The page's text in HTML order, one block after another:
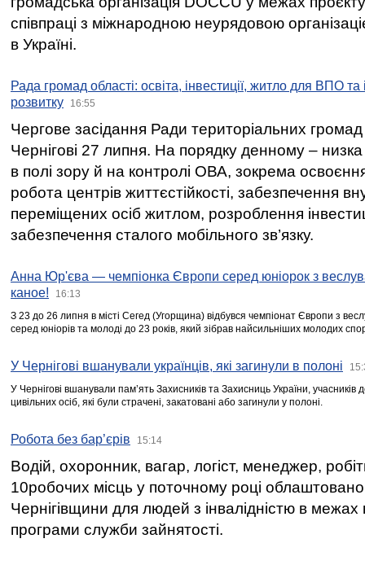
співпраці з міжнародною неурядовою
в Україні.
Рада громад області: освіта, інвестиції, житло для ВПО
розвитку
16:55
Чергове засідання Ради територіальних громад
Чернігові 27 липня. На порядку денному –
в полі зору й на контролі ОВА, зокрема освоєння
робота центрів життєстійкості, забезпечення
переміщених осіб житлом, розроблення
забезпечення сталого мобільного зв’язку.
Анна Юр'єва — чемпіонка Європи серед юніорок з
каное!
16:13
З 23 до 26 липня в місті Сегед (Угорщина) відбувся чемпіонат Європи з
серед юніорів та молоді до 23 років, який зібрав найсильніших молодих
У Чернігові вшанували українців, які загинули в полоні
У Чернігові вшанували пам’ять Захисників та Захисниць України,
цивільних осіб, які були страчені, закатовані або загинули у полоні.
Робота без бар’єрів 15:14
Водій, охоронник, вагар, логіст, менеджер,
10робочих місць у поточному році
Чернігівщини для людей з інвалідністю в межах
програми служби зайнятості.